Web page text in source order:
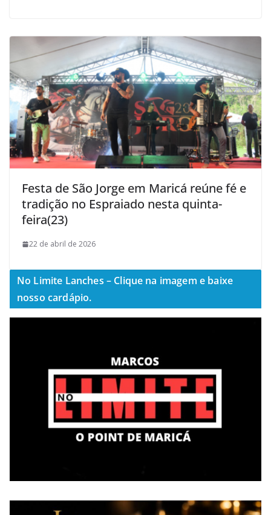
Festa de São Jorge em Maricá reúne fé e
tradição no Espraiado nesta quinta-
feira(23)
22 de abril de 2026
No Limite Lanches – Clique na imagem e baixe
nosso cardápio.